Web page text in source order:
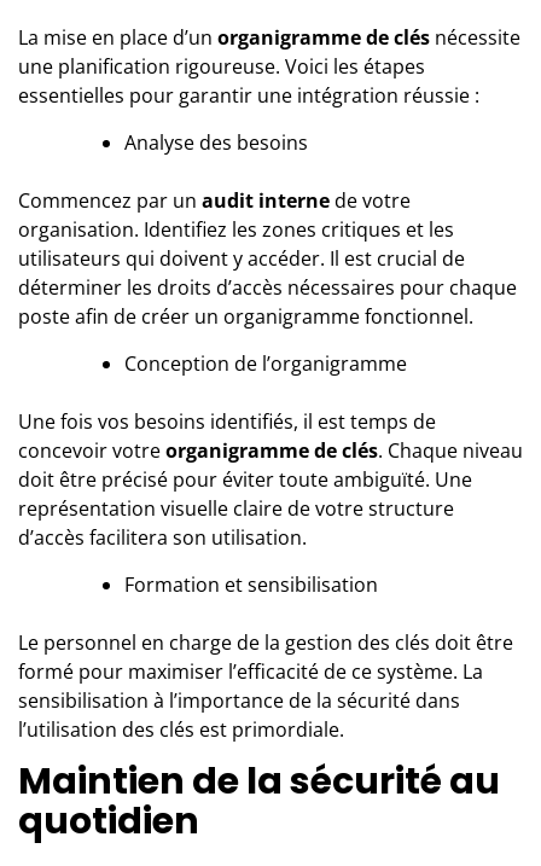
La mise en place d’un organigramme de clés nécessite
une planification rigoureuse. Voici les étapes
essentielles pour garantir une intégration réussie :
Analyse des besoins
Commencez par un audit internede votre
organisation. Identifiez les zones critiques et les
utilisateurs qui doivent y accéder. Il est crucial de
déterminer les droits d’accès nécessaires pour chaque
poste afin de créer un organigramme fonctionnel.
Conception de l’organigramme
Une fois vos besoins identifiés, il est temps de
concevoir votreorganigramme de clés. Chaque niveau
doit être précisé pour éviter toute ambiguïté. Une
représentation visuelle claire de votre structure
d’accès facilitera son utilisation.
Formation et sensibilisation
Le personnel en charge de la gestion des clés doit être
formé pour maximiser l’efficacité de ce système. La
sensibilisation à l’importance de la sécurité dans
l’utilisation des clés est primordiale.
Maintien de la sécurité au
quotidien